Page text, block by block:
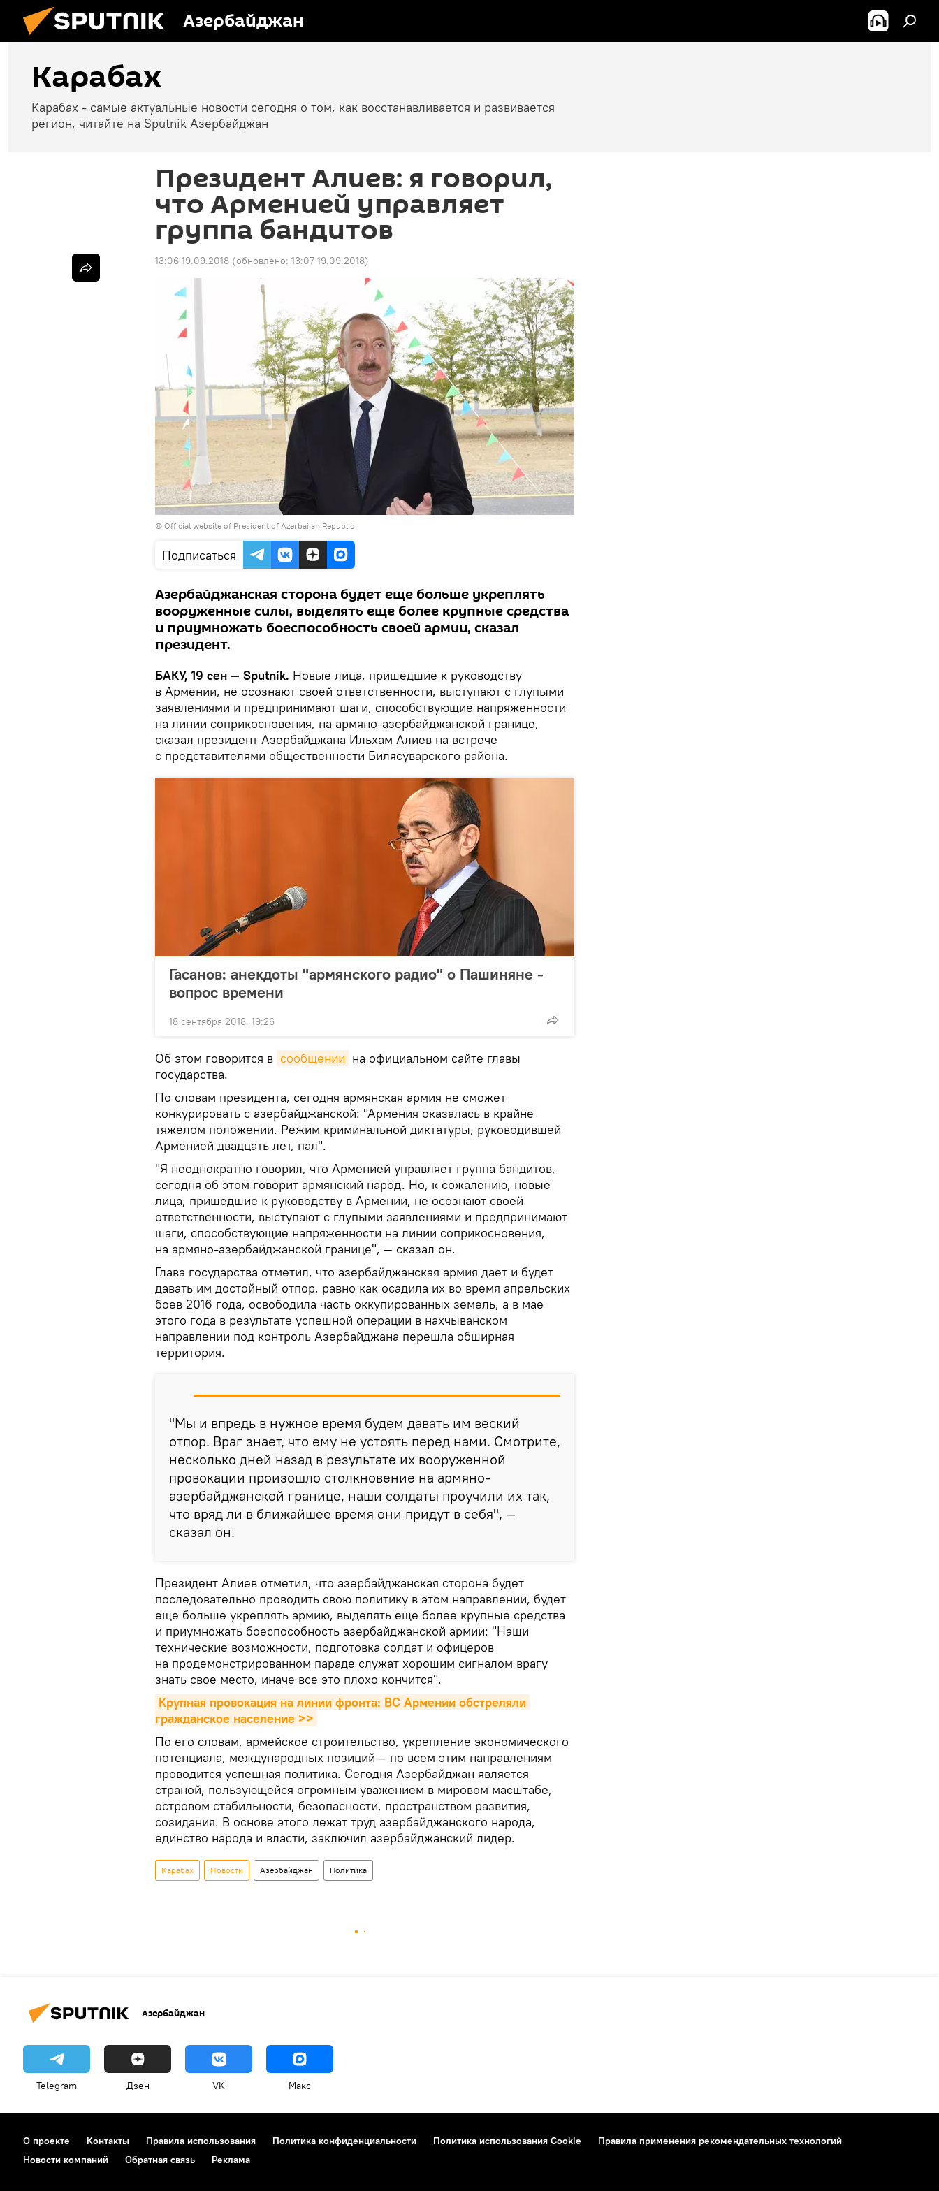
Азербайджан
Карабах
Карабах - самые актуальные новости сегодня о том, как восстанавливается и развивается
регион, читайте на Sputnik Азербайджан
Президент Алиев: я говорил,
что Арменией управляет
группа бандитов
13:06 19.09.2018 (обновлено: 13:07 19.09.2018)
© Official website of President of Azerbaijan Republic
Подписаться
Азербайджанская сторона будет еще больше укреплять
вооруженные силы, выделять еще более крупные средства
и приумножать боеспособность своей армии, сказал
президент.
БАКУ, 19 сен — Sputnik. Новые лица, пришедшие к руководству
в Армении, не осознают своей ответственности, выступают с глупыми
заявлениями и предпринимают шаги, способствующие напряженности
на линии соприкосновения, на армяно-азербайджанской границе,
сказал президент Азербайджана Ильхам Алиев на встрече
с представителями общественности Билясуварского района.
Гасанов: анекдоты "армянского радио" о Пашиняне -
вопрос времени
18 сентября 2018, 19:26
Об этом говорится в сообщении на официальном сайте главы
государства.
По словам президента, сегодня армянская армия не сможет
конкурировать с азербайджанской: "Армения оказалась в крайне
тяжелом положении. Режим криминальной диктатуры, руководившей
Арменией двадцать лет, пал".
"Я неоднократно говорил, что Арменией управляет группа бандитов,
сегодня об этом говорит армянский народ. Но, к сожалению, новые
лица, пришедшие к руководству в Армении, не осознают своей
ответственности, выступают с глупыми заявлениями и предпринимают
шаги, способствующие напряженности на линии соприкосновения,
на армяно-азербайджанской границе", — сказал он.
Глава государства отметил, что азербайджанская армия дает и будет
давать им достойный отпор, равно как осадила их во время апрельских
боев 2016 года, освободила часть оккупированных земель, а в мае
этого года в результате успешной операции в нахчыванском
направлении под контроль Азербайджана перешла обширная
территория.
"Мы и впредь в нужное время будем давать им веский
отпор. Враг знает, что ему не устоять перед нами. Смотрите,
несколько дней назад в результате их вооруженной
провокации произошло столкновение на армяно-
азербайджанской границе, наши солдаты проучили их так,
что вряд ли в ближайшее время они придут в себя", —
сказал он.
Президент Алиев отметил, что азербайджанская сторона будет
последовательно проводить свою политику в этом направлении, будет
еще больше укреплять армию, выделять еще более крупные средства
и приумножать боеспособность азербайджанской армии: "Наши
технические возможности, подготовка солдат и офицеров
на продемонстрированном параде служат хорошим сигналом врагу
знать свое место, иначе все это плохо кончится".
Крупная провокация на линии фронта: ВС Армении обстреляли
гражданское население >>
По его словам, армейское строительство, укрепление экономического
потенциала, международных позиций – по всем этим направлениям
проводится успешная политика. Сегодня Азербайджан является
страной, пользующейся огромным уважением в мировом масштабе,
островом стабильности, безопасности, пространством развития,
созидания. В основе этого лежат труд азербайджанского народа,
единство народа и власти, заключил азербайджанский лидер.
Карабах Новости Азербайджан Политика
Азербайджан
Telegram Дзен VK Макс
О проекте Контакты Правила использования Политика конфиденциальности Политика использования Cookie
Правила применения рекомендательных технологий
Новости компаний
Обратная связь Реклама